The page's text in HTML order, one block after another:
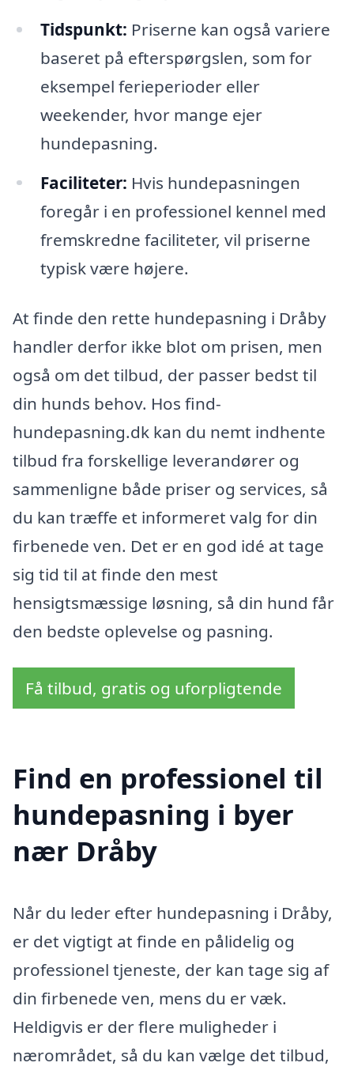
Tidspunkt: Priserne kan også variere
baseret på efterspørgslen, som for
eksempel ferieperioder eller
weekender, hvor mange ejer
hundepasning.
Faciliteter: Hvis hundepasningen
foregår i en professionel kennel med
fremskredne faciliteter, vil priserne
typisk være højere.
At finde den rette hundepasning i Dråby
handler derfor ikke blot om prisen, men
også om det tilbud, der passer bedst til
din hunds behov. Hos find-
hundepasning.dk kan du nemt indhente
tilbud fra forskellige leverandører og
sammenligne både priser og services, så
du kan træffe et informeret valg for din
firbenede ven. Det er en god idé at tage
sig tid til at finde den mest
hensigtsmæssige løsning, så din hund får
den bedste oplevelse og pasning.
Få tilbud, gratis og uforpligtende
Find en professionel til
hundepasning i byer
nær Dråby
Når du leder efter hundepasning i Dråby,
er det vigtigt at finde en pålidelig og
professionel tjeneste, der kan tage sig af
din firbenede ven, mens du er væk.
Heldigvis er der flere muligheder i
nærområdet, så du kan vælge det tilbud,